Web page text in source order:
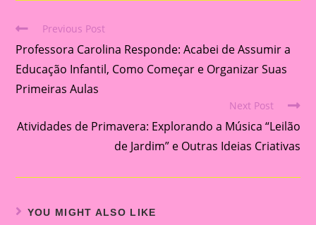
Read
more
articles
Previous Post
Professora Carolina Responde: Acabei de Assumir a
Educação Infantil, Como Começar e Organizar Suas
Primeiras Aulas
Next Post
Atividades de Primavera: Explorando a Música “Leilão
de Jardim” e Outras Ideias Criativas
YOU MIGHT ALSO LIKE